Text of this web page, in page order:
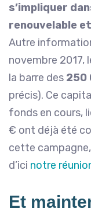
s’impliquer
renouvelable
Autre
novembre 2017,
la barre des 250
précis). Ce
fonds en cours,
€ ont déjà été
cette
d’ici notre
Et